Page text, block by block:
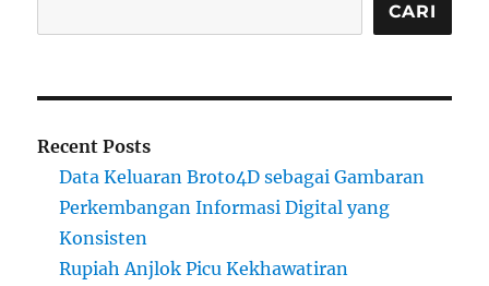
CARI
Recent Posts
Data Keluaran Broto4D sebagai Gambaran
Perkembangan Informasi Digital yang
Konsisten
Rupiah Anjlok Picu Kekhawatiran